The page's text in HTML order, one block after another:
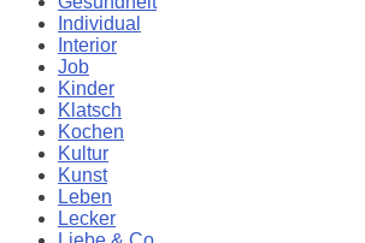
Individual
Interior
Job
Kinder
Klatsch
Kochen
Kultur
Kunst
Leben
Lecker